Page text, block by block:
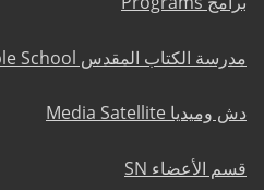
مدرسة الكتاب المقدس Bible School
دش وميديا Media Satellite
قسم الأعضاء SN